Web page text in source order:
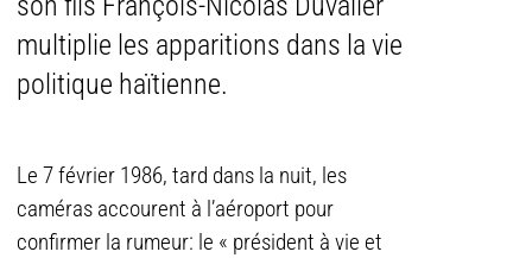
multiplie les apparitions dans la vie
politique haïtienne.
Le 7 février 1986, tard dans la nuit, les
caméras accourent à l’aéroport pour
confirmer la rumeur: le « président à vie et